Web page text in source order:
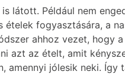
látott. Például nem
fogyasztására, a
ahhoz vezet, hogy
azt az ételt, amit
amennyi jólesik neki. Így